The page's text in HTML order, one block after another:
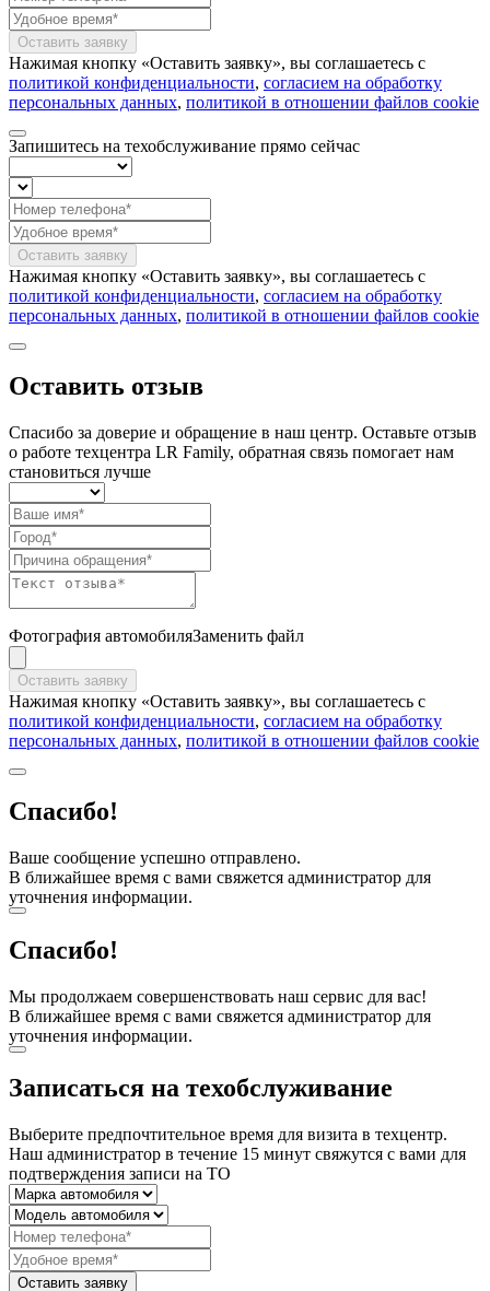
Оставить заявку
Нажимая кнопку «Оставить заявку», вы соглашаетесь с
политикой конфиденциальности, согласием на обработку
персональных данных, политикой в отношении файлов cookie
Запишитесь на техобслуживание прямо сейчас
Оставить заявку
Нажимая кнопку «Оставить заявку», вы соглашаетесь с
политикой конфиденциальности, согласием на обработку
персональных данных, политикой в отношении файлов cookie
Оставить отзыв
Спасибо за доверие и обращение в наш центр. Оставьте отзыв
о работе техцентра LR Family, обратная связь помогает нам
становиться лучше
Фотография автомобиляЗаменить файл
Оставить заявку
Нажимая кнопку «Оставить заявку», вы соглашаетесь с
политикой конфиденциальности, согласием на обработку
персональных данных, политикой в отношении файлов cookie
Спасибо!
Ваше сообщение успешно отправлено.
В ближайшее время с вами свяжется администратор для
уточнения информации.
Спасибо!
Мы продолжаем совершенствовать наш сервис для вас!
В ближайшее время с вами свяжется администратор для
уточнения информации.
Записаться на техобслуживание
Выберите предпочтительное время для визита в техцентр.
Наш администратор в течение 15 минут свяжутся с вами для
подтверждения записи на ТО
Оставить заявку